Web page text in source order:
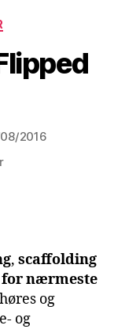
2016
til
, scaffolding
for nærmeste
og
og